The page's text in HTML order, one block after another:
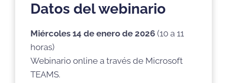
Datos del webinario
Miércoles 14 de enero de 2026 (10 a 11
horas)
Webinario online a través de Microsoft
TEAMS.